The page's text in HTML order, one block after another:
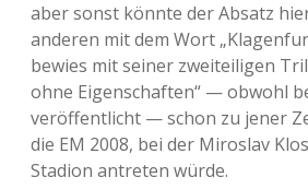
aber sonst könnte der Absatz
anderen mit dem Wort
bewies mit seiner zweiteiligen
ohne Eigenschaften“ — obwohl
veröffentlicht — schon zu jener
die EM 2008, bei der Miroslav
Stadion antreten würde.